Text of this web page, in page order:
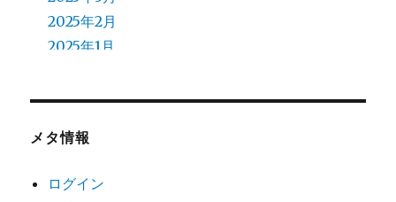
2025年2月
2025年1月
2024年11月
2024年9月
2024年7月
メタ情報
ログイン